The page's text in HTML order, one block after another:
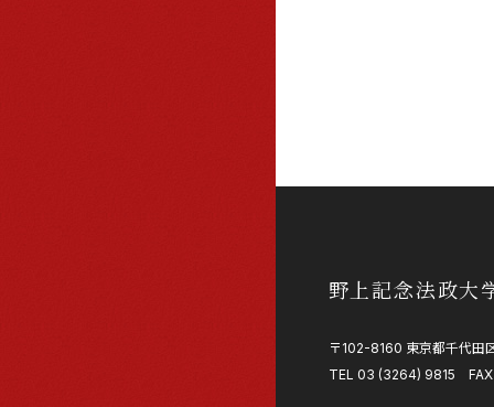
野上記念法政大
〒102-8160 東京都千代田
TEL 03 (3264) 9815